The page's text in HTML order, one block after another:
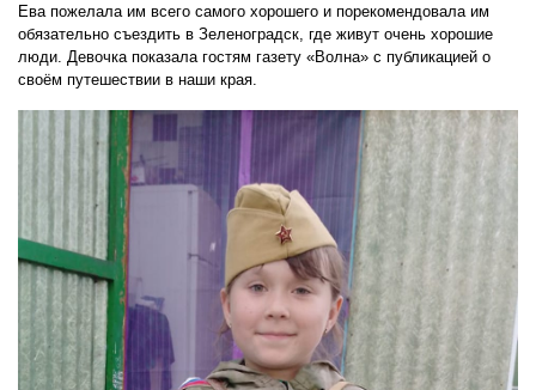
Ева пожелала им всего самого хорошего и порекомендовала им
обязательно съездить в Зеленоградск, где живут очень хорошие
люди. Девочка показала гостям газету «Волна» с публикацией о
своём путешествии в наши края.